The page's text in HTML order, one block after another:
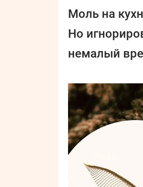
Моль на
Но
немалый